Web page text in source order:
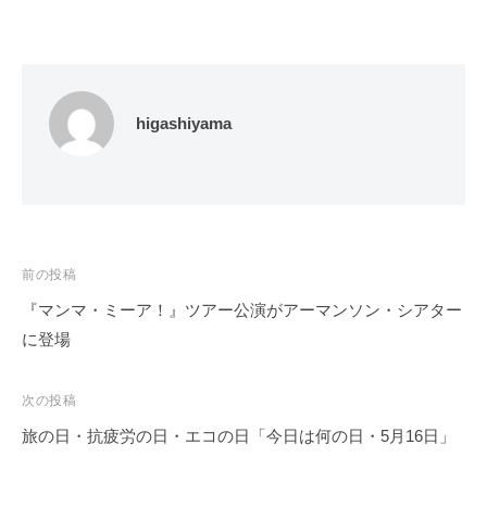
higashiyama
投
稿
ナ
ゲ
ー
前の投稿
『マンマ・ミーア！』ツアー公演がアーマンソン・シアター
に登場
次の投稿
旅の日・抗疲労の日・エコの日「今日は何の日・5月16日」